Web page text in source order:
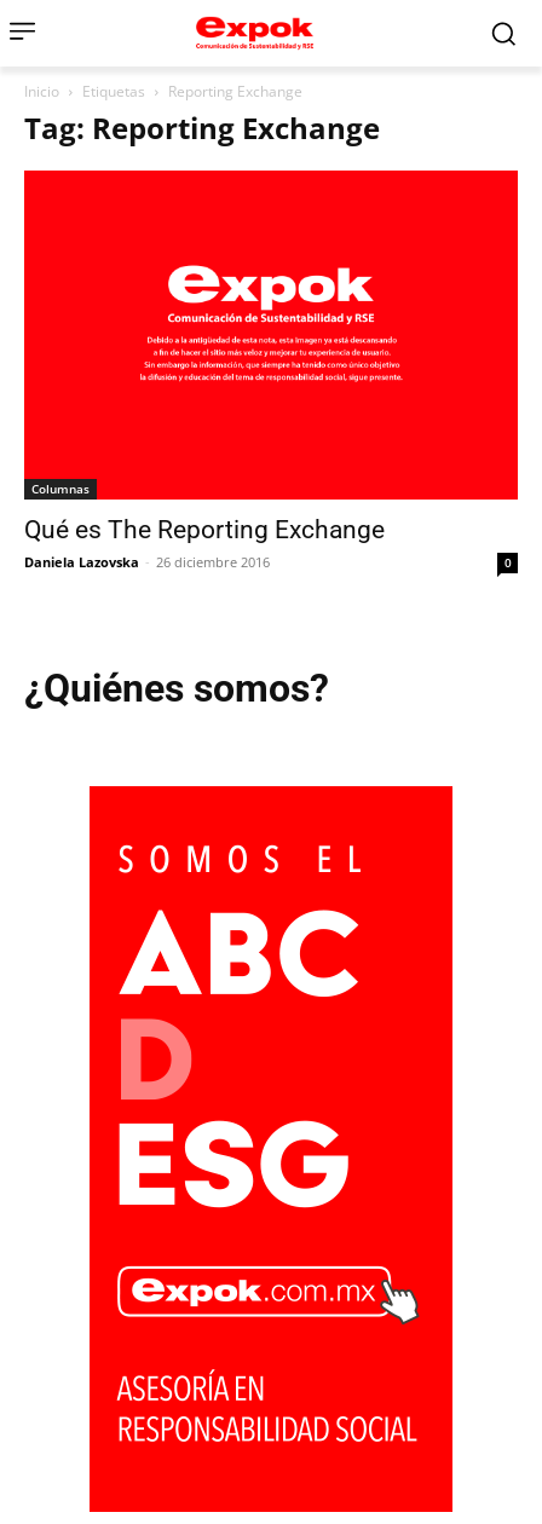
Inicio Etiquetas Reporting Exchange
Tag: Reporting Exchange
Columnas
Qué es The Reporting Exchange
Daniela Lazovska - 26 diciembre 2016 0
¿Quiénes somos?